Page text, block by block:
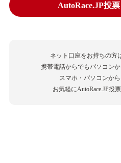
AutoRace.JP投
ネット口座をお持ちの方
携帯電話からでもパソコン
スマホ・パソコンから
お気軽にAutoRace.JP投